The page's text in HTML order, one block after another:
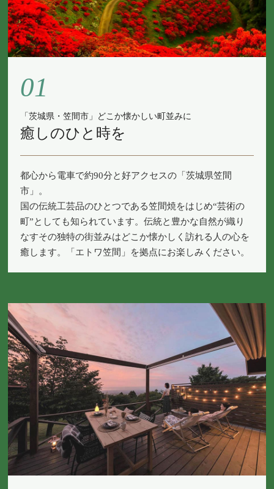
01
「茨城県・笠間市」どこか懐かしい町並みに
癒しのひと時を
都心から電車で約90分と好アクセスの「茨城県笠間
市」。
国の伝統工芸品のひとつである笠間焼をはじめ“芸術の
町”としても知られています。伝統と豊かな自然が織り
なすその独特の街並みはどこか懐かしく訪れる人の心を
癒します。「エトワ笠間」を拠点にお楽しみください。